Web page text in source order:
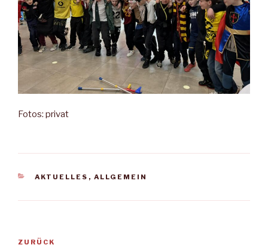
Fotos: privat
KATEGORIEN
AKTUELLES , ALLGEMEIN
Beitragsnavigation
Vorheriger
ZURÜCK